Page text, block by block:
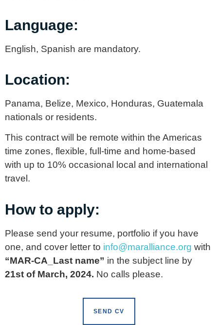
Language:
English, Spanish are mandatory.
Location:
Panama, Belize, Mexico, Honduras, Guatemala
nationals or residents.
This contract will be remote within the Americas
time zones, flexible, full-time and home-based
with up to 10% occasional local and international
travel.
How to apply:
Please send your resume, portfolio if you have
one, and cover letter to info@maralliance.org with
“MAR-CA_Last name” in the subject line by
21st of March, 2024. No calls please.
SEND CV